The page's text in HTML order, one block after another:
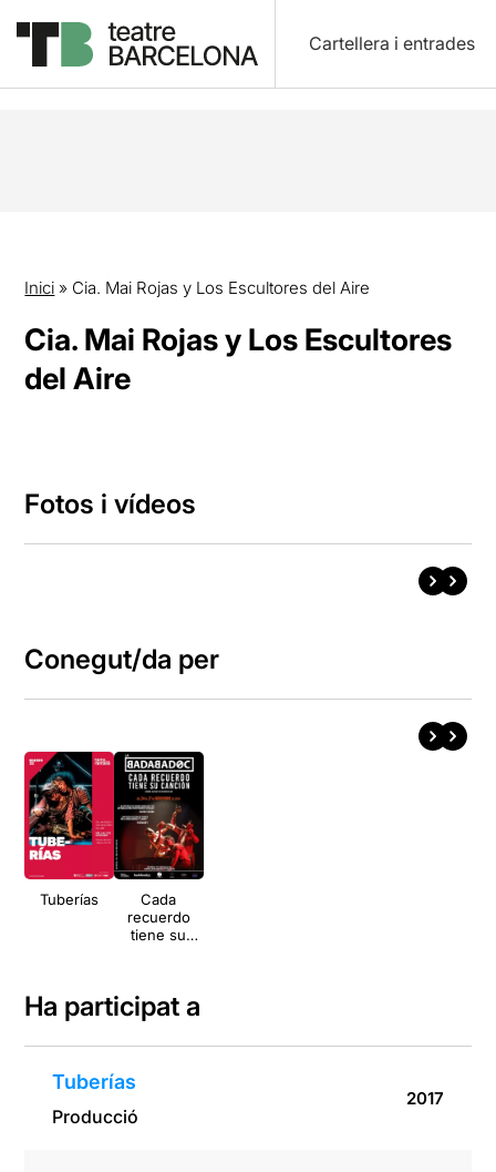
Cartellera i entrades
Inici » Cia. Mai Rojas y Los Escultores del Aire
Cia. Mai Rojas y Los Escultores
del Aire
Fotos i vídeos
Conegut/da per
Tuberías
Cada
recuerdo
tiene su
Ha participat a
Tuberías
Producció
2017